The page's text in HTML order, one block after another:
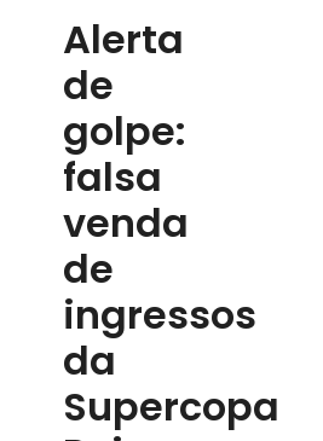
Alerta
de
golpe:
falsa
venda
de
ingressos
da
Supercopa